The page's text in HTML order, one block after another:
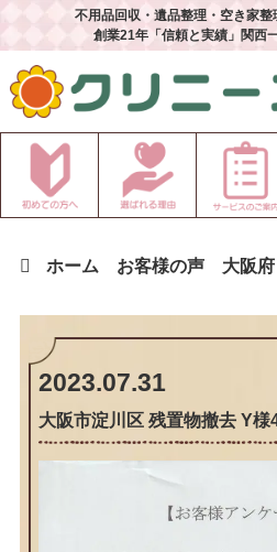
不用品回収・遺品整理・空き家
創業21年「信頼と実績」関西
ホーム お客様の声 大阪府
2023.07.31
大阪市淀川区 残置物撤去 Y様